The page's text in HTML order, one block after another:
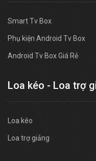
Smart Tv Box
Phụ kiện Android Tv Box
Android Tv Box Giá Rẻ
Loa kéo - Loa trợ
Loa kéo
Loa trợ giảng